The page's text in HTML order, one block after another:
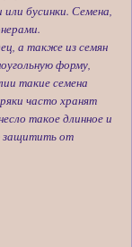
бусинки. Семена,
а также из семян
форму,
такие семена
часто хранят
такое длинное и
защитить от